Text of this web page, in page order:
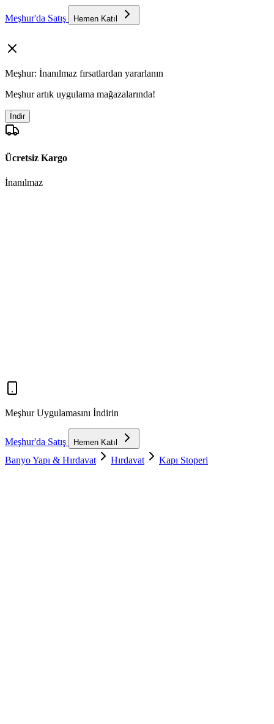
Meşhur'da Satış Hemen Katıl
Meşhur: İnanılmaz fırsatlardan yararlanın
Meşhur artık uygulama mağazalarında!
İndir
Ücretsiz Kargo
İnanılmaz
Meşhur Uygulamasını İndirin
Meşhur'da Satış Hemen Katıl
Banyo Yapı & Hırdavat Hırdavat Kapı Stoperi